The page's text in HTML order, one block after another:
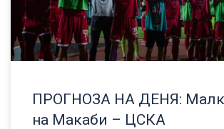
ПРОГНОЗА НА ДЕНЯ:
на Макаби – ЦСКА